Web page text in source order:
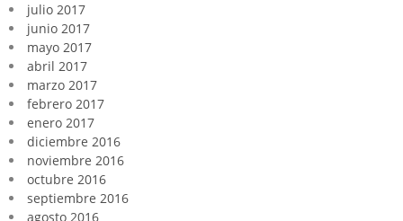
julio 2017
junio 2017
mayo 2017
abril 2017
marzo 2017
febrero 2017
enero 2017
diciembre 2016
noviembre 2016
octubre 2016
septiembre 2016
agosto 2016